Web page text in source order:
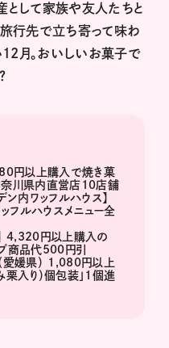
として家族や友人たちと
行先で立ち寄って味わ
12月。おいしいお菓子で
円以上購入で焼き菓
川県内直営店10店舗
ン内ワッフルハウス】
フルハウスメニュー全
4,320円以上購入の
商品代500円引
愛媛県） 1,080円以上
栗入り）個包装」1個進